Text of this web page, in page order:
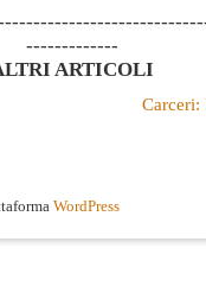
-------------
ARTICOLI
Carceri:
WordPress